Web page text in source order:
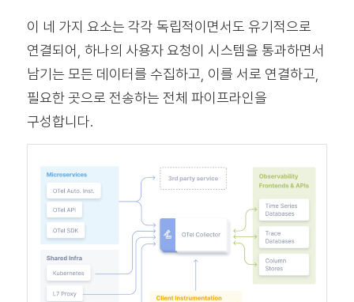
이 네 가지 요소는 각각 독립적이면서도 유기적으로
연결되어, 하나의 사용자 요청이 시스템을 통과하면서
남기는 모든 데이터를 수집하고, 이를 서로 연결하고,
필요한 곳으로 전송하는 전체 파이프라인을
구성합니다.